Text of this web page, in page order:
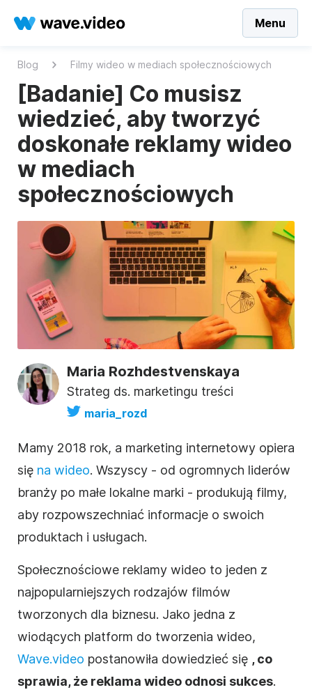
Menu
Blog Filmy wideo w mediach społecznościowych
[Badanie] Co musisz
wiedzieć, aby tworzyć
doskonałe reklamy wideo
w mediach
społecznościowych
Maria Rozhdestvenskaya
Strateg ds. marketingu treści
maria_rozd
Mamy 2018 rok, a marketing internetowy opiera
się na wideo. Wszyscy - od ogromnych liderów
branży po małe lokalne marki - produkują filmy,
aby rozpowszechniać informacje o swoich
produktach i usługach.
Społecznościowe reklamy wideo to jeden z
najpopularniejszych rodzajów filmów
tworzonych dla biznesu. Jako jedna z
wiodących platform do tworzenia wideo,
Wave.video postanowiła dowiedzieć się , co
sprawia, że reklama wideo odnosi sukces.